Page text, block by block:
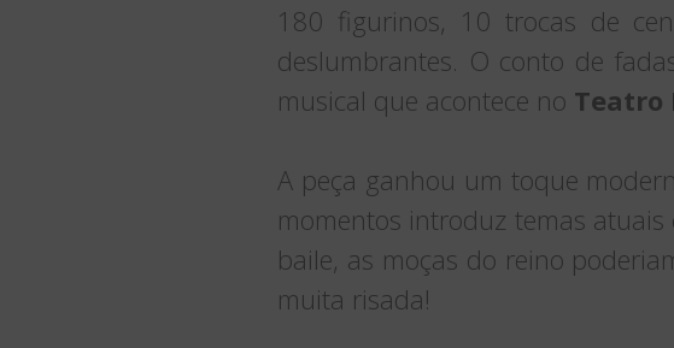
180 figurinos, 10 trocas de
deslumbrantes. O conto de
musical que acontece no Teatro
A peça ganhou um toque
momentos introduz temas
baile, as moças do reino
muita risada!